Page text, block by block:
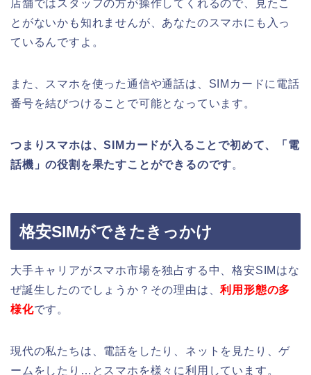
店舗ではスタッフの方が操作してくれるので、見たこ
とがないかも知れませんが、あなたのスマホにも入っ
ているんですよ。
また、スマホを使った通信や通話は、 SIMカードに電話
番号を結びつけることで可能となっています。
つまり スマホは、SIMカードが入ることで初めて、
「電
話機」の役割を果たすことができるのです。
格安SIMができたきっかけ
大手キャリアがスマホ市場を独占する中、格安SIMはな
ぜ誕生したのでしょうか？その理由は、利用形態の多
様化です。
現代の私たちは、電話をしたり、ネットを見たり、ゲ
ームをしたり…と スマホを様々に利用しています。